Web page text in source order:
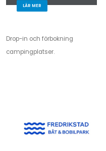
LÄR MER
Drop-in och förbokning
campingplatser.